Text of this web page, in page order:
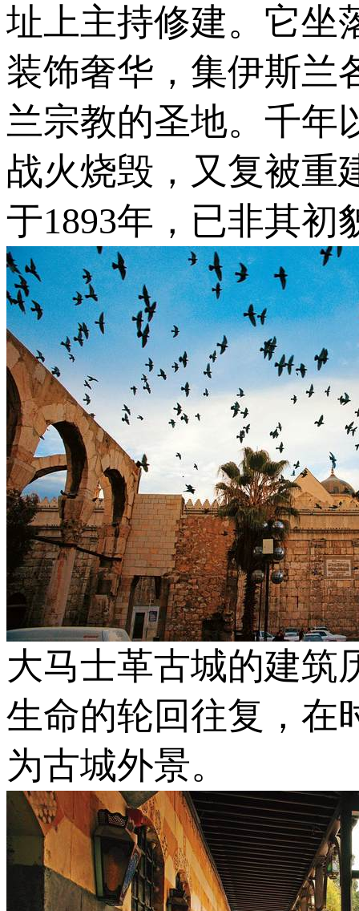
址上主持修建。它坐
装饰奢华，集伊斯兰
兰宗教的圣地。千年
战火烧毁，又复被重
于1893年，已非其初
大马士革古城的建筑
生命的轮回往复，在
为古城外景。